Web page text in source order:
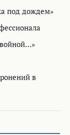
под дождем»
в